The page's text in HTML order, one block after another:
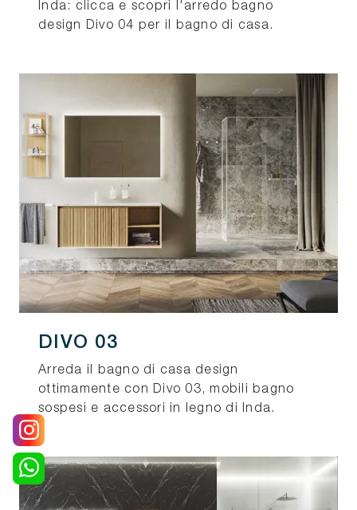
Inda: clicca e scopri l'arredo bagno
design Divo 04 per il bagno di casa.
DIVO 03
Arreda il bagno di casa design
ottimamente con Divo 03, mobili bagno
sospesi e accessori in legno di Inda.